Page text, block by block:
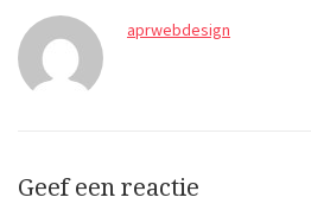
aprwebdesign
Geef een reactie